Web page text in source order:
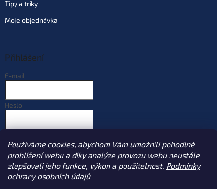
Používáme cookies, abychom Vám umožnili pohodlné
prohlížení webu a díky analýze provozu webu neustále
zlepšovali jeho funkce, výkon a použitelnost. Podmínky
ochrany osobních údajů
Tipy a triky
Moje objednávka
Přihlášení
E-mail
Heslo
Nová registrace
Zapomenuté heslo